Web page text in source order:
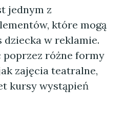
jednym z
które mogą
dziecka w reklamie.
poprzez różne formy
zajęcia teatralne,
kursy wystąpień